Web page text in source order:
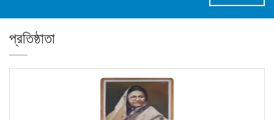
প্রতিষ্ঠাতা